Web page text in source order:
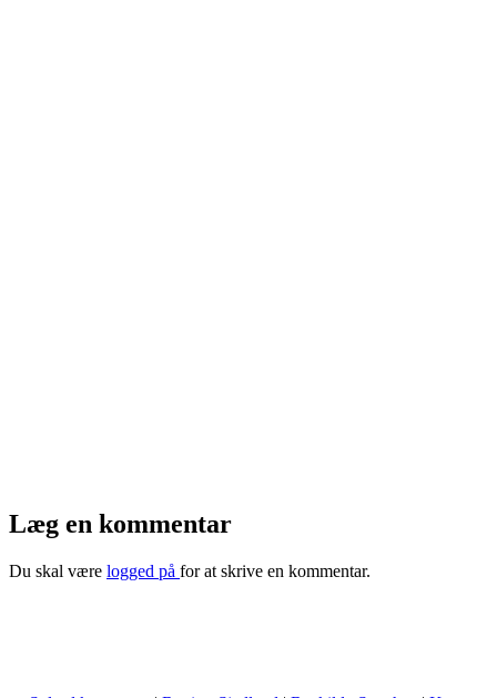
Læg en kommentar
Du skal være logged på for at skrive en kommentar.